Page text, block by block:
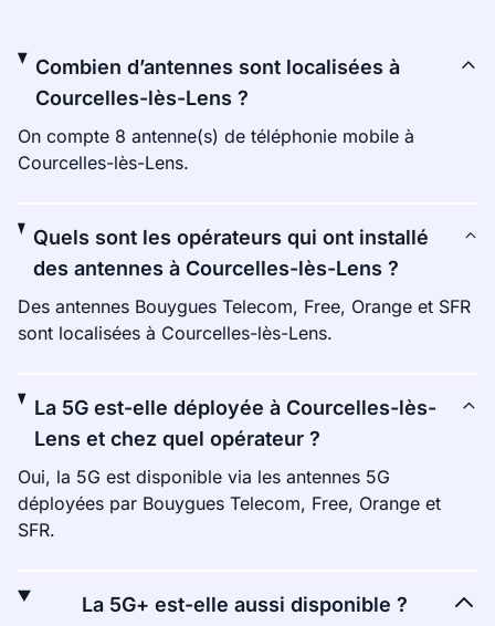
Combien d’antennes sont localisées à
Courcelles-lès-Lens ?
On compte 8 antenne(s) de téléphonie mobile à
Courcelles-lès-Lens.
Quels sont les opérateurs qui ont installé
des antennes à Courcelles-lès-Lens ?
Des antennes Bouygues Telecom, Free, Orange et SFR
sont localisées à Courcelles-lès-Lens.
La 5G est-elle déployée à Courcelles-lès-
Lens et chez quel opérateur ?
Oui, la 5G est disponible via les antennes 5G
déployées par Bouygues Telecom, Free, Orange et
SFR.
La 5G+ est-elle aussi disponible ?